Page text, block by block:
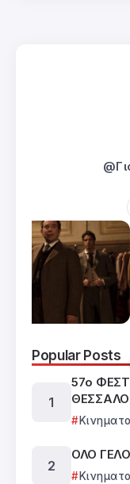
Popular Posts
57ο
ΟΛΟ